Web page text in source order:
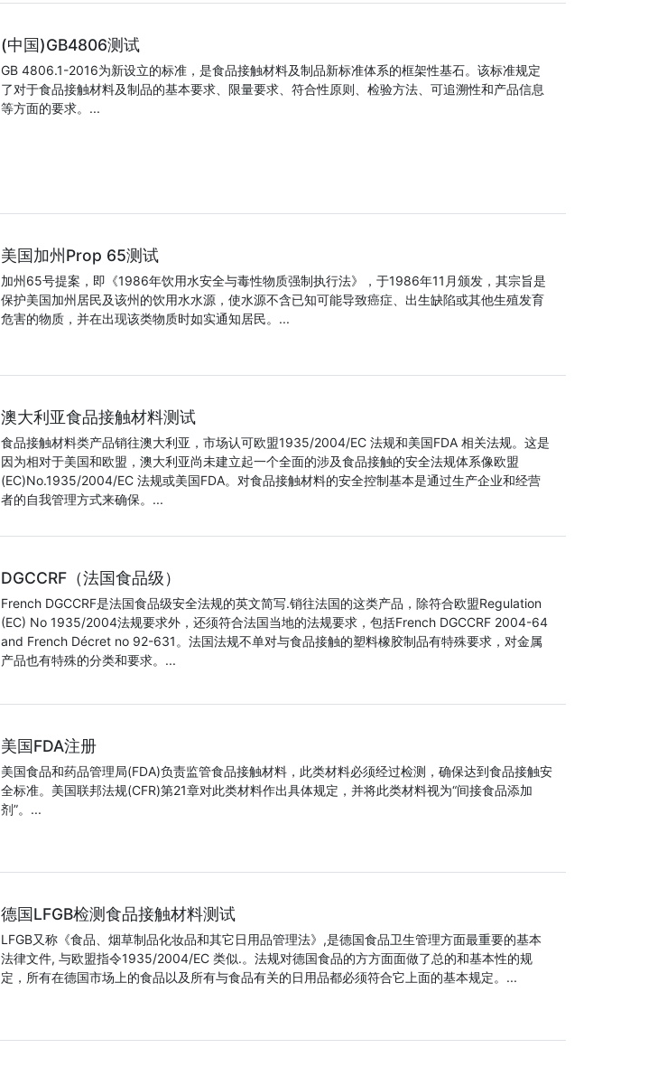
(中国)GB4806测试
GB 4806.1-2016为新设立的标准，是食品接触材料及制品新标准体系的框架性基石。该标准规定
了对于食品接触材料及制品的基本要求、限量要求、符合性原则、检验方法、可追溯性和产品信息
等方面的要求。...
美国加州Prop 65测试
加州65号提案，即《1986年饮用水安全与毒性物质强制执行法》，于1986年11月颁发，其宗旨是
保护美国加州居民及该州的饮用水水源，使水源不含已知可能导致癌症、出生缺陷或其他生殖发育
危害的物质，并在出现该类物质时如实通知居民。...
澳大利亚食品接触材料测试
食品接触材料类产品销往澳大利亚，市场认可欧盟1935/2004/EC 法规和美国FDA 相关法规。这是
因为相对于美国和欧盟，澳大利亚尚未建立起一个全面的涉及食品接触的安全法规体系像欧盟
(EC)No.1935/2004/EC 法规或美国FDA。对食品接触材料的安全控制基本是通过生产企业和经营
者的自我管理方式来确保。...
DGCCRF（法国食品级）
French DGCCRF是法国食品级安全法规的英文简写.销往法国的这类产品，除符合欧盟Regulation
(EC) No 1935/2004法规要求外，还须符合法国当地的法规要求，包括French DGCCRF 2004-64
and French Décret no 92-631。法国法规不单对与食品接触的塑料橡胶制品有特殊要求，对金属
产品也有特殊的分类和要求。...
美国FDA注册
美国食品和药品管理局(FDA)负责监管食品接触材料，此类材料必须经过检测，确保达到食品接触安
全标准。美国联邦法规(CFR)第21章对此类材料作出具体规定，并将此类材料视为“间接食品添加
剂”。...
德国LFGB检测食品接触材料测试
LFGB又称《食品、烟草制品化妆品和其它日用品管理法》,是德国食品卫生管理方面最重要的基本
法律文件, 与欧盟指令1935/2004/EC 类似.。法规对德国食品的方方面面做了总的和基本性的规
定，所有在德国市场上的食品以及所有与食品有关的日用品都必须符合它上面的基本规定。...